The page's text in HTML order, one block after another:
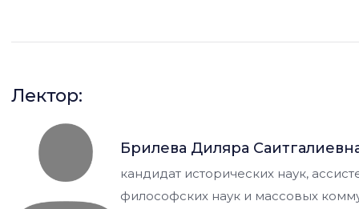
Вопросы как религиозного, так и нерелигиозного
был стремиться к прогрессу (таракки).
Благополучие мусульманского населения Российской
благополучие, связывалось с развитием системы
женщины(-матери) в обществе. При этом движение в
религиозные ограничения.
Лектор:
Брилева Диляра
кандидат исторических наук,
философских наук и массовых